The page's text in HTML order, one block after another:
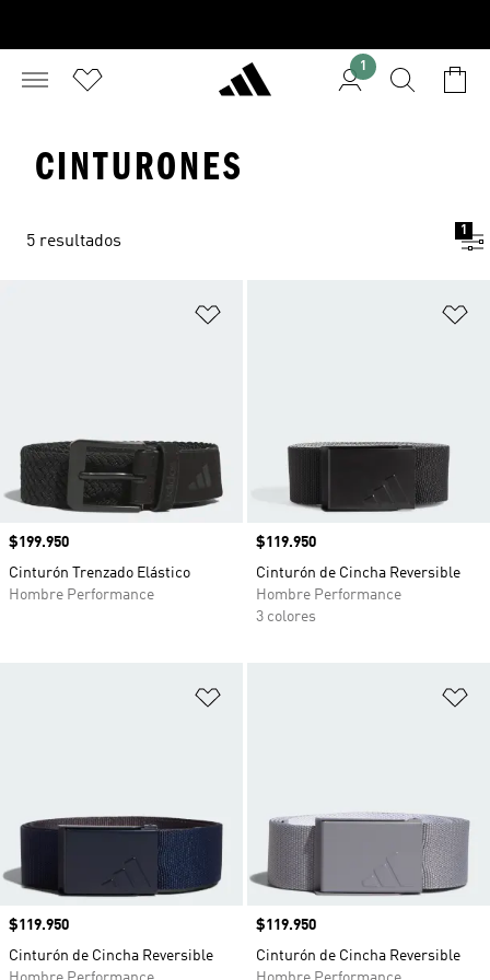
1
CINTURONES
5 resultados
1
Precio
$199.950
Cinturón Trenzado Elástico
Hombre Performance
Precio
$119.950
Cinturón de Cincha Reversible
Hombre Performance
3 colores
Precio
$119.950
Cinturón de Cincha Reversible
Precio
$119.950
Cinturón de Cincha Reversible